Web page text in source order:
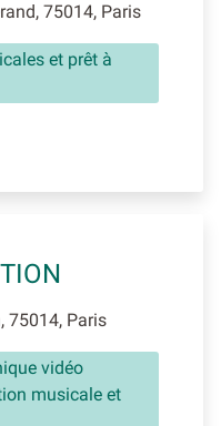
75014, Paris
et prêt à
75014, Paris
vidéo
musicale et